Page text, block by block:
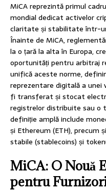
MiCA reprezintă primul
mondial dedicat activelor
claritate și stabilitate într-
Înainte de MiCA,
la o țară la alta în Europa,
oportunități pentru arbitraj
unifică aceste norme,
reprezentare digitală a unei
fi transferat și stocat
registrelor distribuite sau o
definiție amplă include
și Ethereum (ETH),
stabile (stablecoins) și
MiCA: O Nouă
pentru